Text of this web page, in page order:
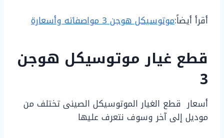
أقرأ أيضاً:موتوسيكل هوجن 3 مواصفاته وأسعارة
قطع غيار موتوسيكل هوجن
3
أسعار قطع الغيار الموتوسيكل الصينى تختلف من
موديل إلى آخر وسوف نتعرف عليها